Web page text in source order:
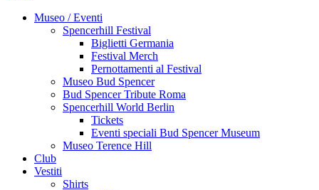
Museo / Eventi
Spencerhill Festival
Biglietti Germania
Festival Merch
Pernottamenti al Festival
Museo Bud Spencer
Bud Spencer Tribute Roma
Spencerhill World Berlin
Tickets
Eventi speciali Bud Spencer Museum
Museo Terence Hill
Club
Vestiti
Shirts